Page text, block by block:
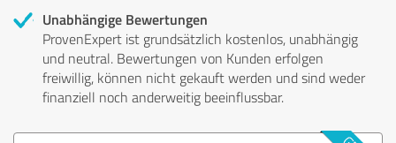
Unabhängige Bewertungen
ProvenExpert ist grundsätzlich kostenlos, unabhängig
und neutral. Bewertungen von Kunden erfolgen
freiwillig, können nicht gekauft werden und sind weder
finanziell noch anderweitig beeinflussbar.